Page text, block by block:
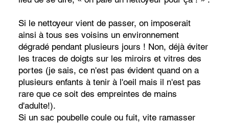
Si le nettoyeur vient de passer, on imposerait
ainsi à tous ses voisins un environnement
dégradé pendant plusieurs jours ! Non, déjà éviter
les traces de doigts sur les miroirs et vitres des
portes (je sais, ce n'est pas évident quand on a
plusieurs enfants à tenir à l'oeil mais il n'est pas
rare que ce soit des empreintes de mains
d'adulte!).
Si un sac poubelle coule ou fuit, vite ramasser